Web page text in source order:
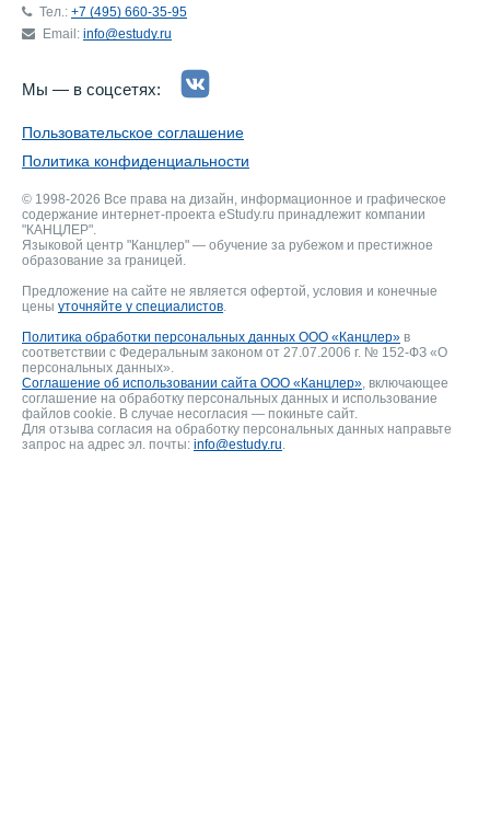
Тел.: +7 (495) 660-35-95
Email: info@estudy.ru
Мы — в соцсетях:
Пользовательское соглашение
Политика конфиденциальности
© 1998-2026 Все права на дизайн, информационное и графическое
содержание интернет-проекта eStudy.ru принадлежит компании
"КАНЦЛЕР".
Языковой центр "Канцлер" — обучение за рубежом и престижное
образование за границей.
Предложение на сайте не является офертой, условия и конечные
цены уточняйте у специалистов.
Политика обработки персональных данных ООО «Канцлер» в
соответствии с Федеральным законом от 27.07.2006 г. № 152-ФЗ «О
персональных данных».
Соглашение об использовании сайта ООО «Канцлер», включающее
соглашение на обработку персональных данных и использование
файлов cookie. В случае несогласия — покиньте сайт.
Для отзыва согласия на обработку персональных данных направьте
запрос на адрес эл. почты: info@estudy.ru.